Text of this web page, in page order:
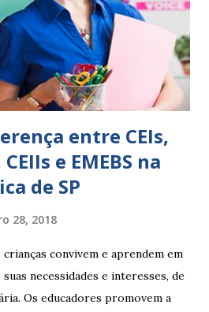
aprendizado. Não tem limites
auto-regulação, pois… É nervoso
para convívio no
entre CEIs,
e EMEBS na
de SP
28, 2018
convivem e aprendem em
necessidades e interesses, de
Os educadores promovem a